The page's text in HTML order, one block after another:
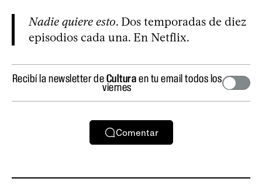
Nadie quiere esto. Dos temporadas de diez
episodios cada una. En Netflix.
Recibí la newsletter deCulturaen tu email todos los
viernes
Comentar